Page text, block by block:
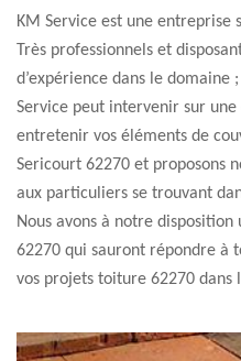
KM Service est une
Très professionnels et
d’expérience dans le domaine
Service peut intervenir sur
entretenir vos éléments de
Sericourt 62270 et proposons
aux particuliers se trouvant
Nous avons à notre
62270 qui sauront répondre à
vos projets toiture 62270 dans